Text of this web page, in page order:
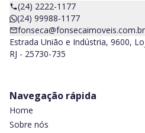
(24) 2222-1177
(24) 99988-1177
fonseca@fonsecaimoveis.com.br
Estrada União e Indústria, 9600,
RJ - 25730-735
Navegação rápida
Home
Sobre nós